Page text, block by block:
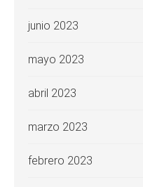
junio 2023
mayo 2023
abril 2023
marzo 2023
febrero 2023